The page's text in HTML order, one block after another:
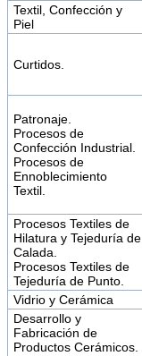
Textil, Confección y
Piel
Curtidos.
Patronaje.
Procesos de
Confección Industrial.
Procesos de
Ennoblecimiento
Textil.
Procesos Textiles de
Hilatura y Tejeduría de
Calada.
Procesos Textiles de
Tejeduría de Punto.
Vidrio y Cerámica
Desarrollo y
Fabricación de
Productos Cerámicos.